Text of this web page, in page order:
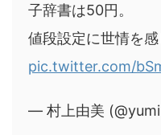
子辞書は50円。
値段設定に世情を感
pic.twitter.com/
— 村上由美